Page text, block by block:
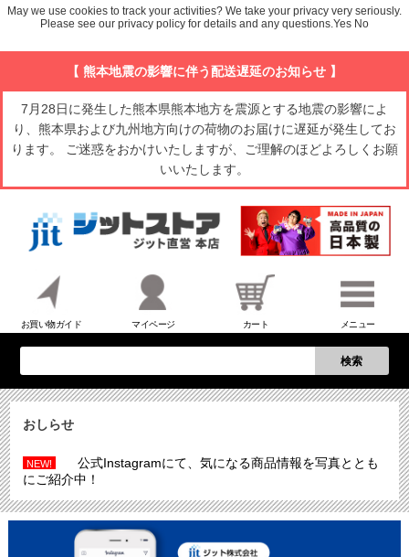
【 熊本地震の影響に伴う配送遅延のお知らせ 】
7月28日に発生した熊本県熊本地方を震源とする地震の影響によ
り、熊本県および九州地方向けの荷物のお届けに遅延が発生してお
ります。 ご迷惑をおかけいたしますが、ご理解のほどよろしくお願
いいたします。
お買い物ガイド マイページ カート メニュー
検索
おしらせ
NEW!
公式Instagramにて、気になる商品情報を写真ととも
にご紹介中！
May we use cookies to track your activities? We take your privacy very seriously.
Please see our privacy policy for details and any questions.Yes No